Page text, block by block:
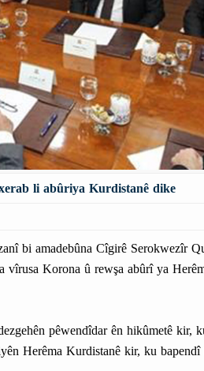
li abûriya Kurdistanê dike
bi amadebûna Cîgirê Serokwezîr
Korona û rewşa abûrî ya
pêwendîdar ên hikûmetê kir,
Herêma Kurdistanê kir, ku